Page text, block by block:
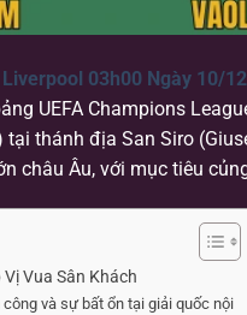
03h00 Ngày 10/12
UEFA Champions
thánh địa San Siro
châu Âu, với mục tiêu
Vua Sân Khách
và sự bất ổn tại giải quốc nội